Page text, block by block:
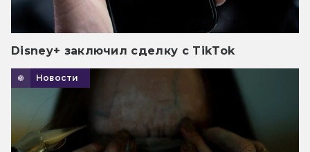
Disney+ заключил сделку с TikTok
Новости